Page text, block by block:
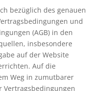
bezüglich des genauen
und
(AGB) in den
insbesondere
auf der Website
Auf die
Weg in zumutbarer
Vertragsbedingungen